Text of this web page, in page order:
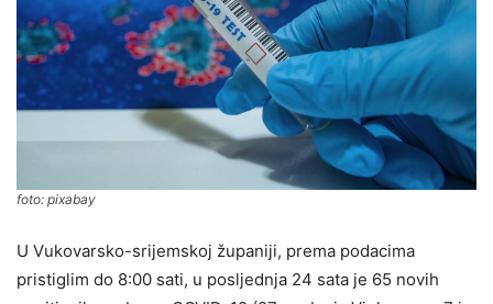
foto: pixabay
U Vukovarsko-srijemskoj županiji, prema podacima
pristiglim do 8:00 sati, u posljednja 24 sata je 65 novih